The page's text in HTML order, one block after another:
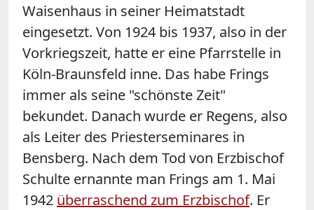
Waisenhaus in seiner Heimatstadt
eingesetzt. Von 1924 bis 1937, also in der
Vorkriegszeit, hatte er eine Pfarrstelle in
Köln-Braunsfeld inne. Das habe Frings
immer als seine "schönste Zeit"
bekundet. Danach wurde er Regens, also
als Leiter des Priesterseminares in
Bensberg. Nach dem Tod von Erzbischof
Schulte ernannte man Frings am 1. Mai
1942 überraschend zum Erzbischof. Er